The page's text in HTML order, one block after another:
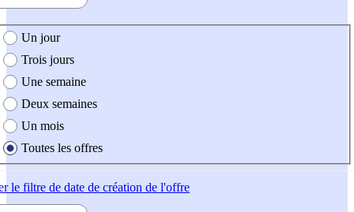
création de l'offre
Un jour
Trois jours
Une semaine
Deux semaines
Un mois
Toutes les offres
le filtre de date de création de l'offre